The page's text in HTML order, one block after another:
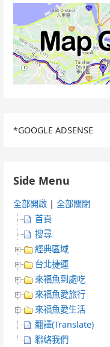
*GOOGLE ADSENSE
Side Menu
全部開啟 |全部關閉
首頁
搜尋
經典區域
台北捷運
來福魚到處吃
來福魚愛旅行
來福魚愛生活
翻譯(Translate)
聯絡我們